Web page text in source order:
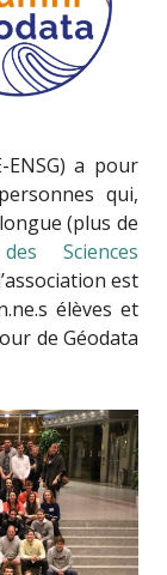
ENSG) a pour
qui,
(plus de
Sciences
est
élèves et
de Géodata